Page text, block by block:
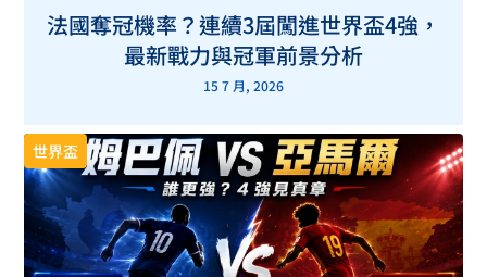
法國奪冠機率？連續3屆闖進世界盃4強，
最新戰力與冠軍前景分析
15 7 月, 2026
世界盃